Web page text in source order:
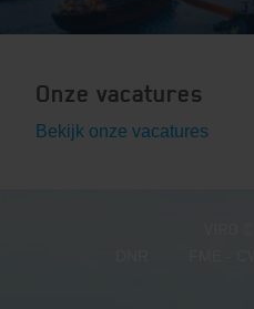
Onze vacatures
Bekijk onze vacatures